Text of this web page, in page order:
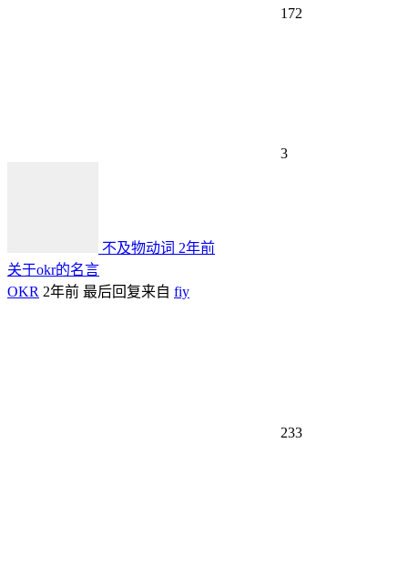
172
3
不及物动词 2年前
关于okr的名言
OKR 2年前 最后回复来自 fiy
233